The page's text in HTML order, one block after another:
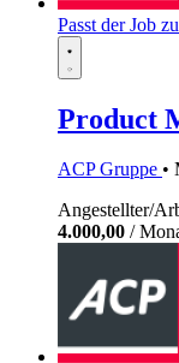
Passt der Job
Product
ACP Gruppe •
Angestellter/
4.000,00 /